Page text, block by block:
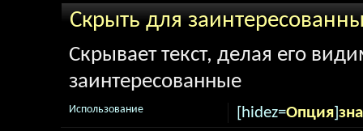
Скрыть для
Скрывает текст, делая его
заинтересованные
[hidez=Опция]
Использование